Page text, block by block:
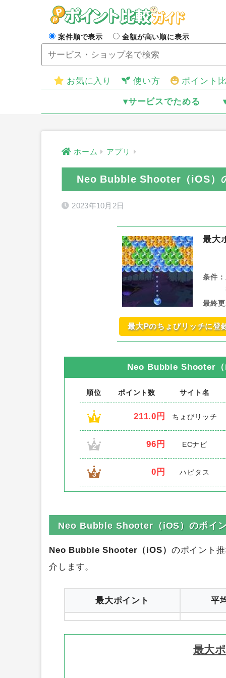
案件順で表示 金額が高い順に表示
お気に入り 使い方 ポイント
▾サービスでためる
ホーム アプリ
Neo Bubble Shooter（iOS）
2023年10月2日
最大
条件：
最終
最大Pのちょびリッチに登
Neo Bubble Shooter
順位 ポイント数 サイト名
1 211.0円 ちょびリッチ
2 96円 ECナビ
3 0円 ハピタス
Neo Bubble Shooter（iOS）
のポイント
平